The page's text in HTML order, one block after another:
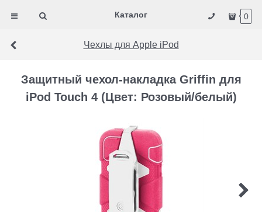
Каталог 0
Чехлы для Apple iPod
Защитный чехол-накладка Griffin для
iPod Touch 4 (Цвет: Розовый/белый)